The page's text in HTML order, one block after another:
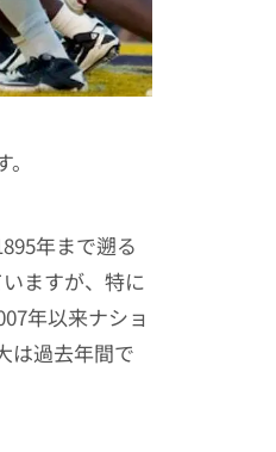
年まで遡る
ますが、特に
年以来ナショ
は過去年間で